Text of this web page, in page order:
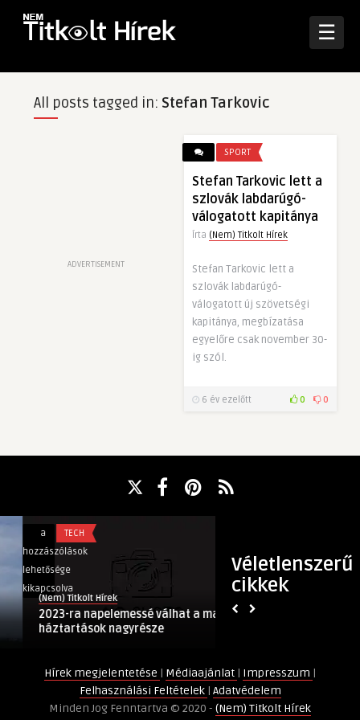
☰
All posts tagged in: Stefan Tarkovic
ADVERTISEMENT
SPORT
Stefan Tarkovic lett a
szlovák labdarúgó-
válogatott kapitánya
Írta (Nem) Titkolt Hírek
Stefan Tarkovic lett a
szlovák labdarúgó-
válogatott új szövetségi
kapitánya, megbízatása
egyelőre csak november 30-
ig szól.
6 év ezelőtt 0 0
Véletlenszerű
cikkek
2023-
ra
napelemessé
válhat
magyar
bejegyzéshez
hozzászólások
lehetősége
kikapcsolva
TECH
(Nem) Titkolt Hírek
2023-ra napelemessé válhat a magyar
háztartások nagyrésze
fűtés
a
milyen
előnyökkel
bír
lehetősége
kikapcsolva
Hírek megjelentetése | Médiaajánlat | Impresszum |
Felhasználási Feltételek | Adatvédelem
Minden Jog Fenntartva © 2020 - (Nem) Titkolt Hírek